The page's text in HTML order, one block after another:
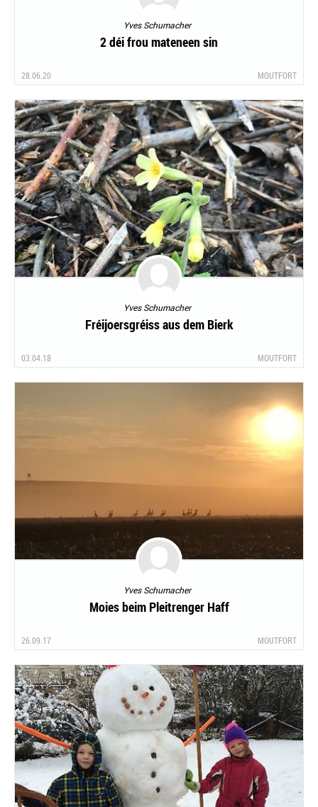
Yves Schumacher
2 déi frou mateneen sin
28.06.20 MOUTFORT
Yves Schumacher
Fréijoersgréiss aus dem Bierk
03.04.18 MOUTFORT
Yves Schumacher
Moies beim Pleitrenger Haff
26.09.17 MOUTFORT